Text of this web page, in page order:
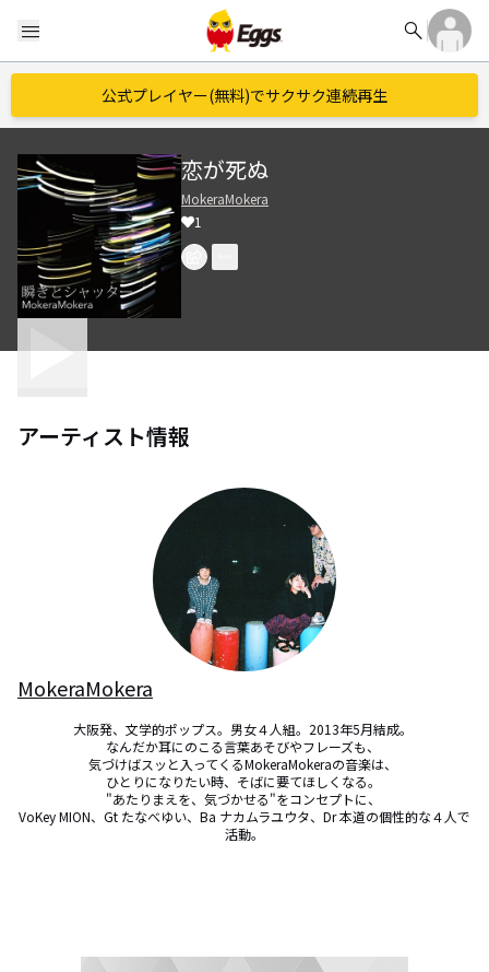
menu search
公式プレイヤー(無料)でサクサク連続再生
恋が死ぬ
MokeraMokera
1
アーティスト情報
MokeraMokera
大阪発、文学的ポップス。男女４人組。2013年5月結成。
なんだか耳にのこる言葉あそびやフレーズも、
気づけばスッと入ってくるMokeraMokeraの音楽は、
ひとりになりたい時、そばに要てほしくなる。
"あたりまえを、気づかせる"をコンセプトに、
VoKey MION、Gt たなべゆい、Ba ナカムラユウタ、Dr 本道の個性的な４人で
活動。